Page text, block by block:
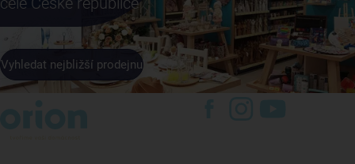
Vyhledat nejbližší prodejnu